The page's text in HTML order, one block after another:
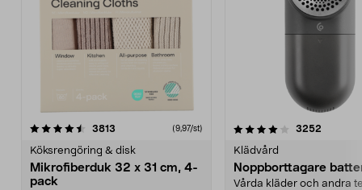
3813 (9,97/st)
Köksrengöring & disk
Mikrofiberduk 32 x 31 cm, 4-
pack
4.0av 5 stjärnor 3252
Klädvård
Noppborttagare
Vårda kläder och andra
4.5av 5 stjärnor